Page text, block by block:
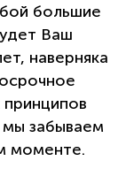
большие
Ваш
наверняка
принципов
мы забываем
моменте.